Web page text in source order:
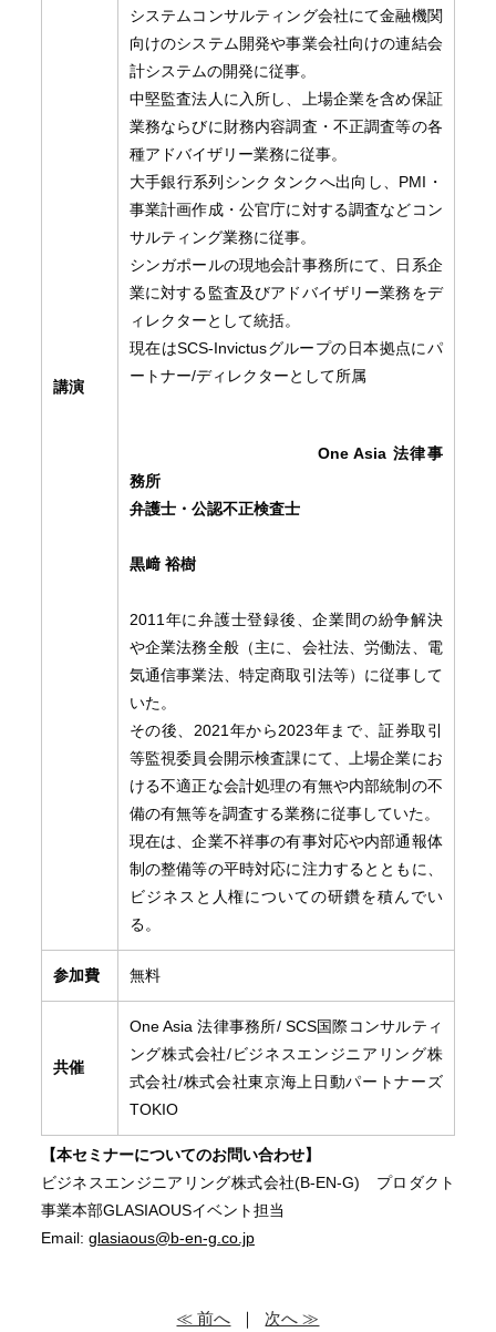
講演
システムコンサルティング会社にて金融機関
向けのシステム開発や事業会社向けの連結会
計システムの開発に従事。
中堅監査法人に入所し、上場企業を含め保証
業務ならびに財務内容調査・不正調査等の各
種アドバイザリー業務に従事。
大手銀行系列シンクタンクへ出向し、PMI・
事業計画作成・公官庁に対する調査などコン
サルティング業務に従事。
シンガポールの現地会計事務所にて、日系企
業に対する監査及びアドバイザリー業務をデ
ィレクターとして統括。
現在はSCS-Invictusグループの日本拠点にパ
ートナー/ディレクターとして所属
One Asia 法律事
務所
弁護士・公認不正検査士
黒﨑 裕樹
2011年に弁護士登録後、企業間の紛争解決
や企業法務全般（主に、会社法、労働法、電
気通信事業法、特定商取引法等）に従事して
いた。
その後、2021年から2023年まで、証券取引
等監視委員会開示検査課にて、上場企業にお
ける不適正な会計処理の有無や内部統制の不
備の有無等を調査する業務に従事していた。
現在は、企業不祥事の有事対応や内部通報体
制の整備等の平時対応に注力するとともに、
ビジネスと人権についての研鑽を積んでい
る。
参加費 無料
共催
One Asia 法律事務所/ SCS国際コンサルティ
ング株式会社/ビジネスエンジニアリング株
式会社/株式会社東京海上日動パートナーズ
TOKIO
【本セミナーについてのお問い合わせ】
ビジネスエンジニアリング株式会社(B-EN-G) プロダクト
事業本部GLASIAOUSイベント担当
Email: glasiaous@b-en-g.co.jp
≪ 前へ ｜ 次へ ≫